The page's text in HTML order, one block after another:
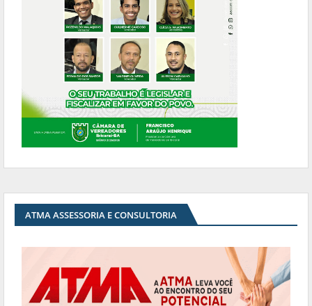
ATMA ASSESSORIA E CONSULTORIA